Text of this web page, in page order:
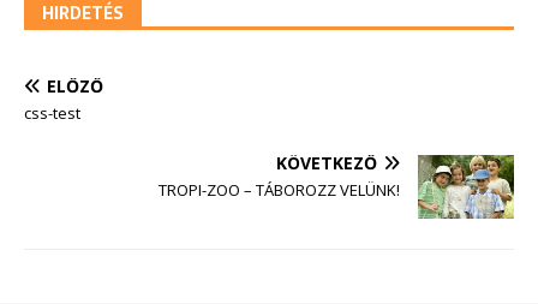
HIRDETÉS
ELŐZŐ
css-test
KÖVETKEZŐ
TROPI-ZOO – TÁBOROZZ VELÜNK!